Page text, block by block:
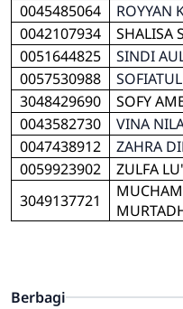
0045485064
ROYYAN
0042107934
SHALISA
0051644825
SINDI
0057530988
3048429690
SOFY
0043582730
VINA
0047438912
ZAHRA
0059923902
ZULFA
3049137721
Berbagi